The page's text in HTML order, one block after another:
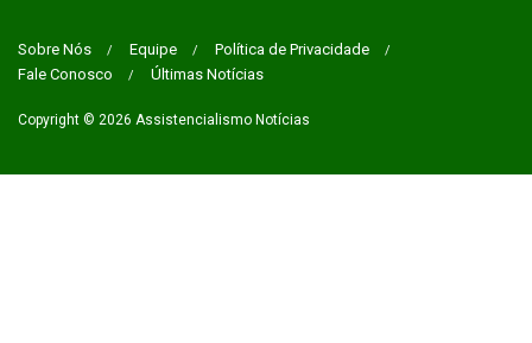
Sobre Nós Equipe
Política de Privacidade
Fale Conosco
Últimas Notícias
Copyright © 2026 Assistencialismo Notícias